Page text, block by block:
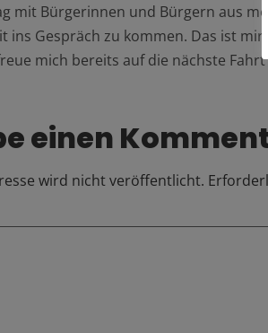
mit Bürgerinnen und Bürgern aus
ins Gespräch zu kommen. Das ist
mich bereits auf die nächste
einen
wird nicht veröffentlicht.